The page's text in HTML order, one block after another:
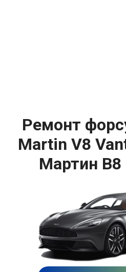
Ремонт
Martin V8
Мартин